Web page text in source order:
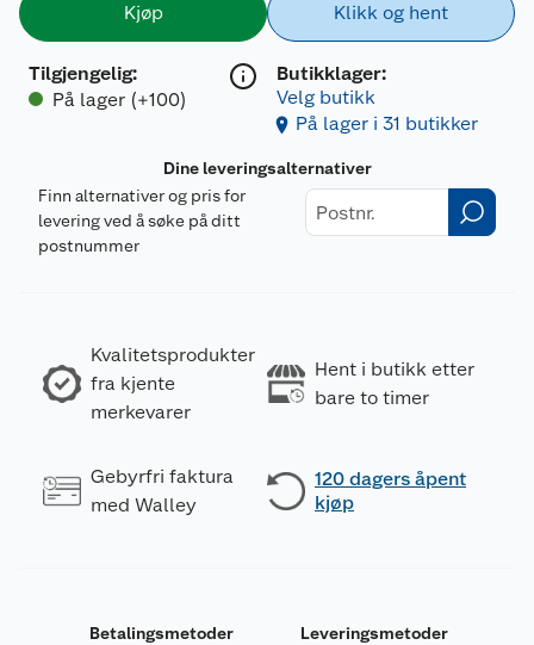
Kjøp
Tilgjengelig:
På lager (+100)
Klikk og hent
Butikklager:
Velg butikk
På lager i 31 butikker
Dine leveringsalternativer
Finn alternativer og pris for
levering ved å søke på ditt
postnummer
Kvalitetsprodukter
fra kjente
merkevarer
Hent i butikk etter
bare to timer
Gebyrfri faktura
med Walley
120 dagers åpent
kjøp
Betalingsmetoder Leveringsmetoder